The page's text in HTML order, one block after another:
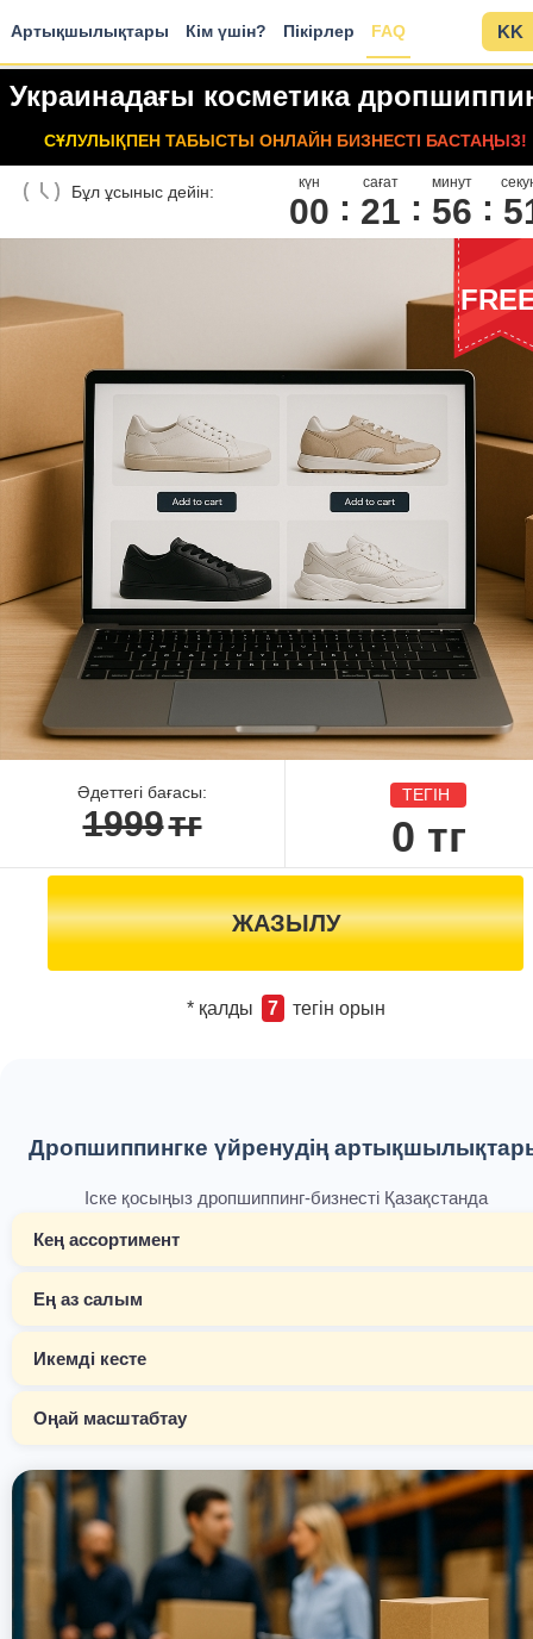
Артықшылықтары Кім үшін? Пікірлер FAQ KK
Украинадағы косметика
СҰЛУЛЫҚПЕН ТАБЫСТЫ ОНЛАЙН БИЗНЕСТІ БАСТАҢЫЗ!
Бұл ұсыныс дейін: күн
00
сағат
21
минут
56 5
Әдеттегі бағасы:
1999тг
ТЕГІН
0 тг
ЖАЗЫЛУ
* қалды 7 тегін орын
Дропшиппингке үйренудің
Іске қосыңыз дропшиппинг-бизнесті Қазақстанда
Кең ассортимент
Ең аз салым
Икемді кесте
Оңай масштабтау